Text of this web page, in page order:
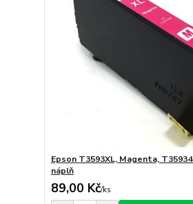
Epson T3593XL, Magenta,
náplň
89,00 Kč/ks